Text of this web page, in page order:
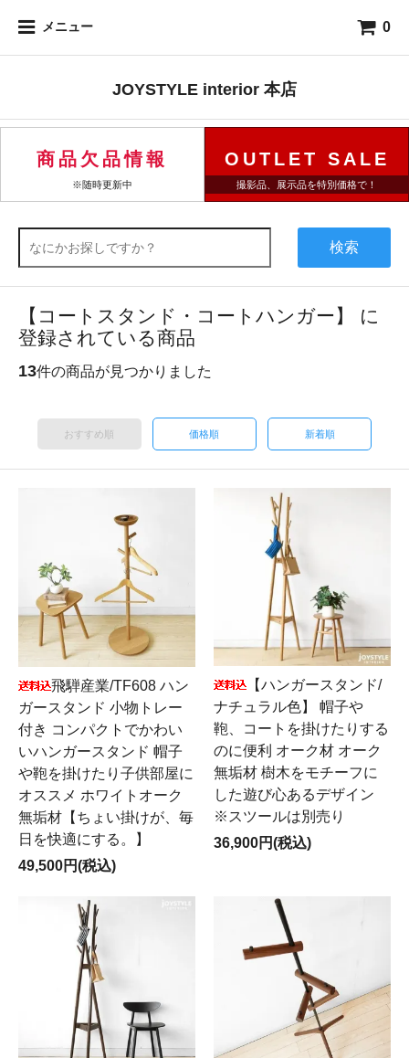
メニュー 0
JOYSTYLE interior 本店
商品欠品情報
※随時更新中
OUTLET SALE
撮影品、展示品を特別価格で！
検索
【コートスタンド・コートハンガー】 に
登録されている商品
13件の商品が見つかりました
おすすめ順 価格順 新着順
飛騨産業/TF608 ハン
ガースタンド 小物トレー
付き コンパクトでかわい
いハンガースタンド 帽子
や鞄を掛けたり子供部屋に
オススメ ホワイトオーク
無垢材【ちょい掛けが、毎
日を快適にする。】
49,500円(税込)
【ハンガースタンド/
ナチュラル色】 帽子や
鞄、コートを掛けたりする
のに便利 オーク材 オーク
無垢材 樹木をモチーフに
した遊び心あるデザイン
※スツールは別売り
36,900円(税込)